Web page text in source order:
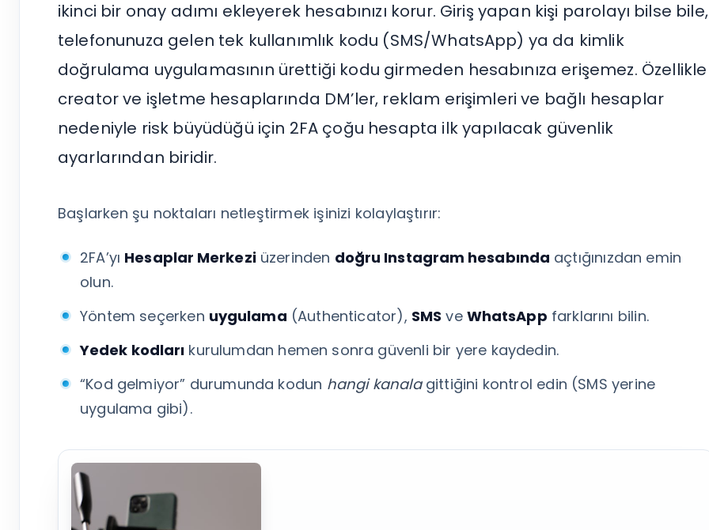
ikinci bir onay adımı ekleyerek hesabınızı korur. Giriş yapan kişi parolayı bilse bile,
telefonunuza gelen tek kullanımlık kodu (SMS/WhatsApp) ya da kimlik
doğrulama uygulamasının ürettiği kodu girmeden hesabınıza erişemez. Özellikle
creator ve işletme hesaplarında DM’ler, reklam erişimleri ve bağlı hesaplar
nedeniyle risk büyüdüğü için 2FA çoğu hesapta ilk yapılacak güvenlik
ayarlarından biridir.
Başlarken şu noktaları netleştirmek işinizi kolaylaştırır:
2FA’yı Hesaplar Merkeziüzerinden doğru Instagram hesabında açtığınızdan emin
olun.
Yöntem seçerken uygulama (Authenticator), SMS ve WhatsApp farklarını bilin.
Yedek kodları kurulumdan hemen sonra güvenli bir yere kaydedin.
“Kod gelmiyor” durumunda kodun hangi kanalagittiğini kontrol edin (SMS yerine
uygulama gibi).